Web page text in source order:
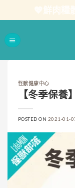
怪獸健康中心
【冬季保養
POSTED ON 2021-01-